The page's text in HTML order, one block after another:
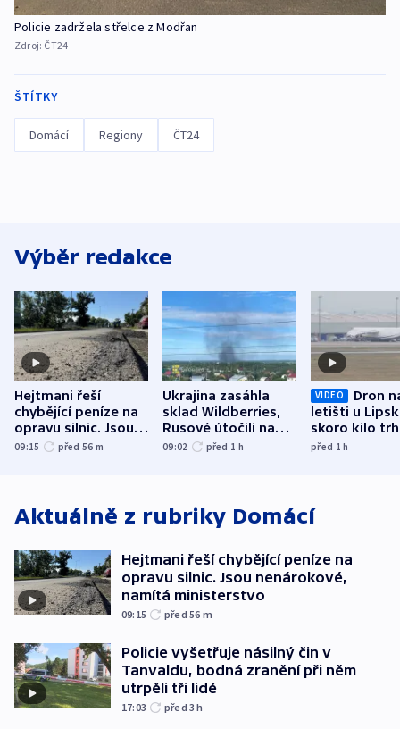
Policie zadržela střelce z Modřan
Zdroj: ČT24
ŠTÍTKY
Domácí Regiony ČT24
Výběr redakce
Hejtmani řeší
chybějící peníze na
opravu silnic. Jsou
nenárokové, namítá
09:15 před 56 m
Ukrajina zasáhla
sklad Wildberries,
Rusové útočili na
trh, hasiče či
09:02 před 1 h
VIDEO
Dron
letišti u
skoro kilo
indicie
před 1h
Aktuálně z rubriky Domácí
Hejtmani řeší chybějící peníze na
opravu silnic. Jsou nenárokové,
namítá ministerstvo
09:15 před 56 m
Policie vyšetřuje násilný čin v
Tanvaldu, bodná zranění při něm
utrpěli tři lidé
17:03 před 3h